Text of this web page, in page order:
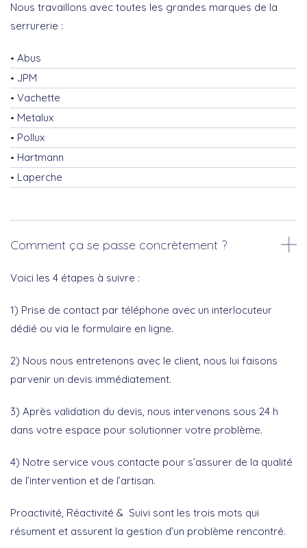
Nous travaillons avec toutes les grandes marques de la
serrurerie :
Abus
JPM
Vachette
Metalux
Pollux
Hartmann
Laperche
Comment ça se passe concrètement ?
Voici les 4 étapes à suivre :
1) Prise de contact par téléphone avec un interlocuteur
dédié ou via le formulaire en ligne.
2) Nous nous entretenons avec le client, nous lui faisons
parvenir un devis immédiatement.
3) Après validation du devis, nous intervenons sous 24 h
dans votre espace pour solutionner votre problème.
4) Notre service vous contacte pour s’assurer de la qualité
de l’intervention et de l’artisan.
Proactivité, Réactivité & Suivi sont les trois mots qui
résument et assurent la gestion d’un problème rencontré.